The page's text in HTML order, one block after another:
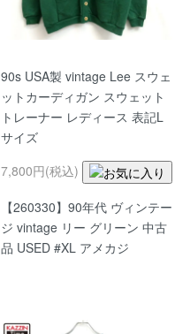
90s USA製 vintage Lee スウェ
ットカーディガン スウェット
トレーナー レディース 表記L
サイズ
7,800円(税込)
【260330】90年代 ヴィンテー
ジ vintage リー グリーン 中古
品 USED #XL アメカジ